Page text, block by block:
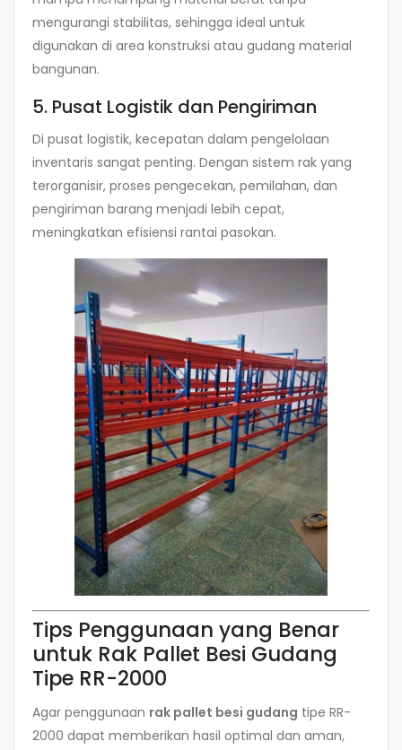
mengurangi stabilitas, sehingga ideal untuk
digunakan di area konstruksi atau gudang material
bangunan.
5. Pusat Logistik dan Pengiriman
Di pusat logistik, kecepatan dalam pengelolaan
inventaris sangat penting. Dengan sistem rak yang
terorganisir, proses pengecekan, pemilahan, dan
pengiriman barang menjadi lebih cepat,
meningkatkan efisiensi rantai pasokan.
Tips Penggunaan yang Benar
untuk Rak Pallet Besi Gudang
Tipe RR-2000
Agar penggunaan rak pallet besi gudang tipe RR-
2000 dapat memberikan hasil optimal dan aman,